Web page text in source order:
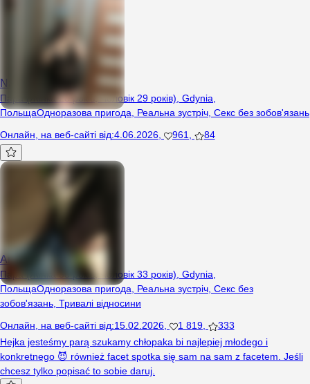
NaapaaleniZnajoomi
Пара (Жінка 28 років, Чоловік 29 років), Gdynia,
ПольщаОдноразова пригода, Реальна зустріч, Секс без зобов'язань
Онлайн, на веб-сайті від:4.06.2026, 961, 84
Arrrrrara
Пара (Жінка 35 років, Чоловік 33 років), Gdynia,
ПольщаОдноразова пригода Реальна зустріч Секс без
зобов'язань Тривалі відносини
Онлайн
на веб-сайті від:15.02.2026 1 819
333
Hejka jesteśmy parą szukamy chłopaka bi najlepiej młodego i
konkretnego 😈 również facet spotka się sam na sam z facetem. Jeśli
chcesz tylko popisać to sobie daruj.